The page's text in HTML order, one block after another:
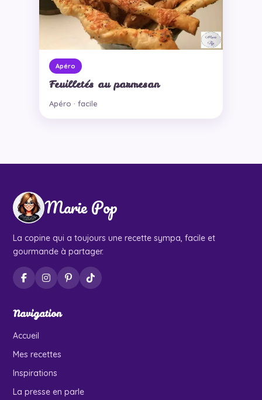
Apéro
Feuilletés au parmesan
Apéro · facile
Marie Pop
La copine qui a toujours une recette sympa, facile et
gourmande à partager.
Navigation
Accueil
Mes recettes
Inspirations
La presse en parle